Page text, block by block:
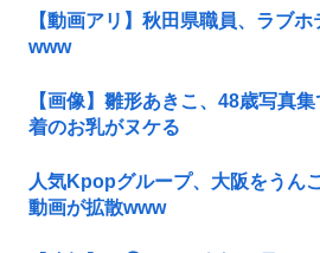
【動画アリ】秋田県職員、ラブ
www
【画像】雛形あきこ、48歳写真
着のお乳がヌケる
人気Kpopグループ、大阪をうん
動画が拡散www